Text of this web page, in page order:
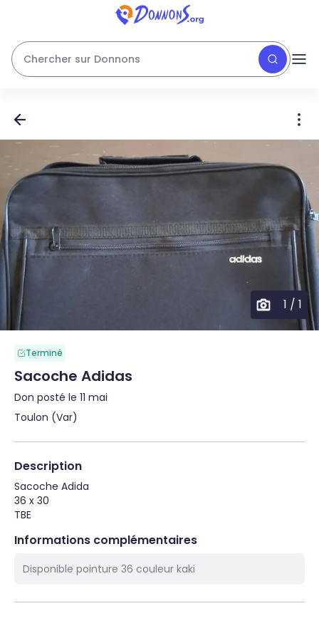
Chercher sur Donnons
1 / 1
Terminé
Sacoche Adidas
Don posté le 11 mai
Toulon (Var)
Description
Sacoche Adida
36 x 30
TBE
Informations complémentaires
Disponible pointure 36 couleur kaki